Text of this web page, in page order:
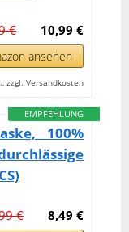
10,99 €
€
ansehen
zzgl. Versandkosten
EMPFEHLUNG
100%
8,49 €
€